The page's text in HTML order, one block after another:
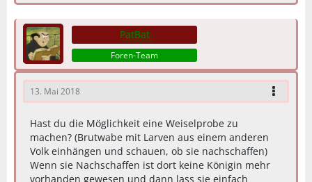
PatBat
Foren-Team
13. Mai 2018
Hast du die Möglichkeit eine Weiselprobe zu
machen? (Brutwabe mit Larven aus einem anderen
Volk einhängen und schauen, ob sie nachschaffen)
Wenn sie Nachschaffen ist dort keine Königin mehr
vorhanden gewesen und dann lass sie einfach